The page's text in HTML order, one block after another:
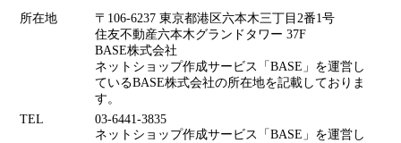
所在地
〒106-6237 東京都港区六本木三丁目2番1号
住友不動産六本木グランドタワー 37F
BASE株式会社
ネットショップ作成サービス「BASE」を運営し
ているBASE株式会社の所在地を記載しておりま
す。
TEL
03-6441-3835
ネットショップ作成サービス「BASE」を運営し